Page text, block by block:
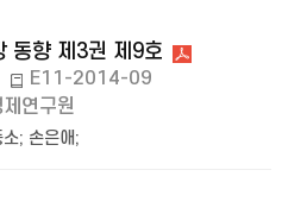
동향 제3권 제9호
E11-2014-09
연구원
소; 손은애;